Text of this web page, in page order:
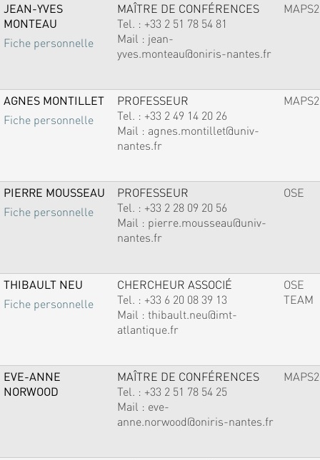
JEAN-YVES
MONTEAU
Fiche personnelle
MAÎTRE DE CONFÉRENCES
Tel. : +33 2 51 78 54 81
Mail : jean-
yves.monteau@oniris-nantes.fr
MAPS2
AGNES MONTILLET
Fiche personnelle
PROFESSEUR
Tel. : +33 2 49 14 20 26
Mail : agnes.montillet@univ-
nantes.fr
MAPS2
PIERRE MOUSSEAU
Fiche personnelle
PROFESSEUR
Tel. : +33 2 28 09 20 56
Mail : pierre.mousseau@univ-
nantes.fr
OSE
THIBAULT NEU
Fiche personnelle
CHERCHEUR ASSOCIÉ
Tel. : +33 6 20 08 39 13
Mail : thibault.neu@imt-
atlantique.fr
OSE
TEAM
EVE-ANNE
NORWOOD
MAÎTRE DE CONFÉRENCES
Tel. : +33 2 51 78 54 25
Mail : eve-
anne.norwood@oniris-nantes.fr
MAPS2